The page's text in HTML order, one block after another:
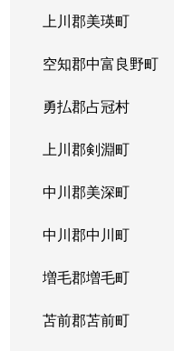
上川郡美瑛町
空知郡中富良野町
勇払郡占冠村
上川郡剣淵町
中川郡美深町
中川郡中川町
増毛郡増毛町
苫前郡苫前町